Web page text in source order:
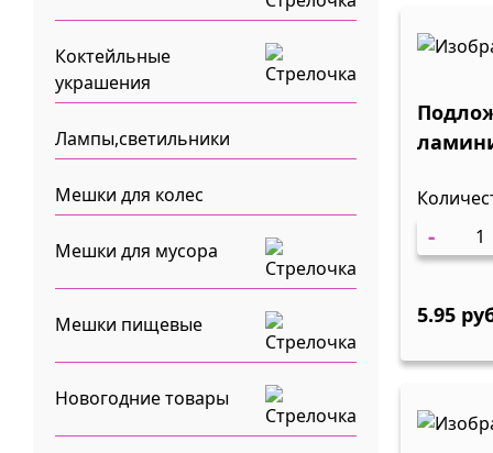
Коктейльные
украшения
Лампы,светильники
Мешки для колес
Мешки для мусора
Мешки пищевые
Новогодние товары
100/
-
5.95